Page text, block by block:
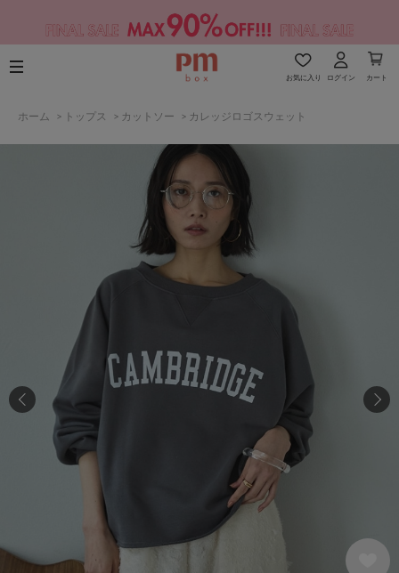
お気に入り ログイン カート
ホーム > トップス > カットソー > カレッジロゴスウェット